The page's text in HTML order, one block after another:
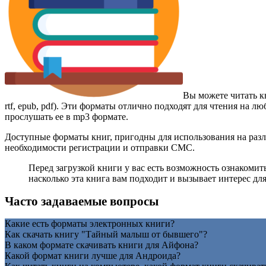
Вы можете читать
rtf, epub, pdf). Эти форматы отлично подходят для чтения на
прослушать ее в mp3 формате.
Доступные форматы книг, пригодны для использования на
необходимости регистрации и отправки СМС.
Перед загрузкой книги у вас есть возможность
насколько эта книга вам подходит и вызывает интерес
Часто задаваемые вопросы
Какие есть форматы электронных книги?
Как скачать книгу "Тайный малыш от бывшего"?
В каком формате скачивать книги для Айфона?
Какой формат книги лучше для Андроида?